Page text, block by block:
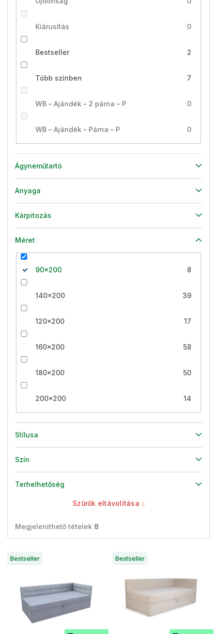
Kiárusítás 0
Bestseller 2
Több színben 7
WB – Ajándék – 2 párna – P 0
WB – Ajándék – Párna – P 0
Ágyneműtartó
Anyaga
Kárpitozás
Méret
90x200 8
140x200 39
120x200 17
160x200 58
180x200 50
200x200 14
Stílusa
Szín
Terhelhetőség
Szűrők eltávolítása
Megjeleníthető tételek 8
e
Bestseller Bestseller